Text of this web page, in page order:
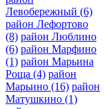
Левобережный (6)
район Лефортово
(8) район Люблино
(6) район Марфино
(1) район Марьина
Роща (4) район
Марьино (16) район
Матушкино (1)